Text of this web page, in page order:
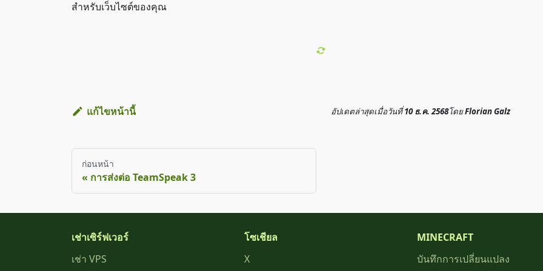
สำหรับเว็บไซต์ของคุณ
แก้ไขหน้านี้ อัปเดตล่าสุดเมื่อวันที่10 ธ.ค. 2568โดยFlorian Galz
ก่อนหน้า
การส่งต่อ TeamSpeak 3
เช่าเซิร์ฟเวอร์
เช่า VPS
โซเชียล
X
MINECRAFT
บันทึกการเปลี่ยนแปลง